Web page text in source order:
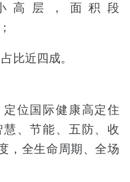
高层，面积段
比近四成。
位国际健康高定住
、节能、五防、收
，全生命周期、全场